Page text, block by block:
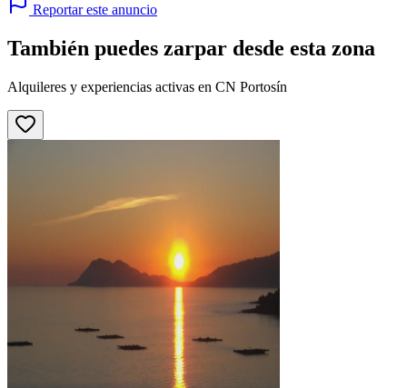
Reportar este anuncio
También puedes zarpar desde esta zona
Alquileres y experiencias activas en CN Portosín